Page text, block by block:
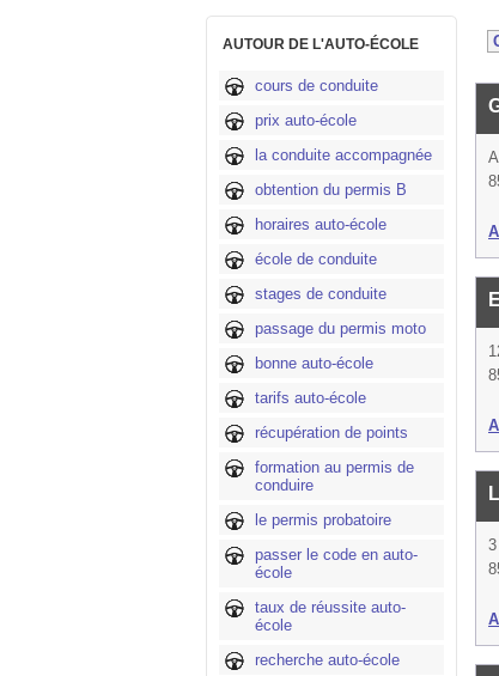
AUTOUR DE L'AUTO-ÉCOLE
cours de conduite
prix auto-école
la conduite accompagnée
obtention du permis B
horaires auto-école
école de conduite
stages de conduite
passage du permis moto
bonne auto-école
tarifs auto-école
récupération de points
formation au permis de
conduire
le permis probatoire
passer le code en auto-
école
taux de réussite auto-
école
recherche auto-école